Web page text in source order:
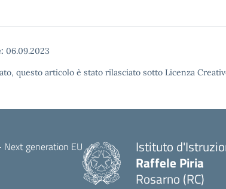
06.09.2023
questo articolo è stato rilasciato sotto Licenza
Istituto
Raffele Piria
Rosarno (RC)